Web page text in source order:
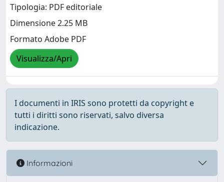
Tipologia: PDF editoriale
Dimensione 2.25 MB
Formato Adobe PDF
Visualizza/Apri
I documenti in IRIS sono protetti da copyright e
tutti i diritti sono riservati, salvo diversa
indicazione.
Informazioni